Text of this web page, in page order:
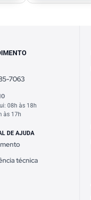
7063
08h às 18h
às 17h
DE AJUDA
técnica